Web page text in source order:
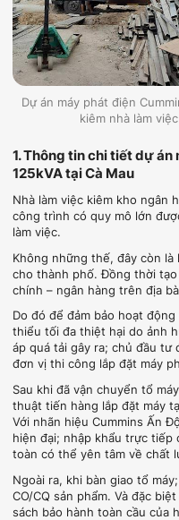
Dự án máy phát điện
kiêm nhà làm
1. Thông tin chi tiết dự
125kVA tại Cà Mau
Nhà làm việc kiêm kho ngân
công trình có quy mô lớn
làm việc.
Không những thế, đây còn là
cho thành phố. Đồng thời
chính – ngân hàng trên địa
Do đó để đảm bảo hoạt
thiểu tối đa thiệt hại do ảnh
áp quá tải gây ra; chủ đầu tư
đơn vị thi công lắp đặt máy
Sau khi đã vận chuyển tổ
thuật tiến hàng lắp đặt máy
Với nhãn hiệu Cummins Ấn
hiện đại; nhập khẩu trực tiếp
toàn có thể yên tâm về chất
Ngoài ra, khi bàn giao tổ
CO/CQ sản phẩm. Và đặc
sách bảo hành toàn cầu của